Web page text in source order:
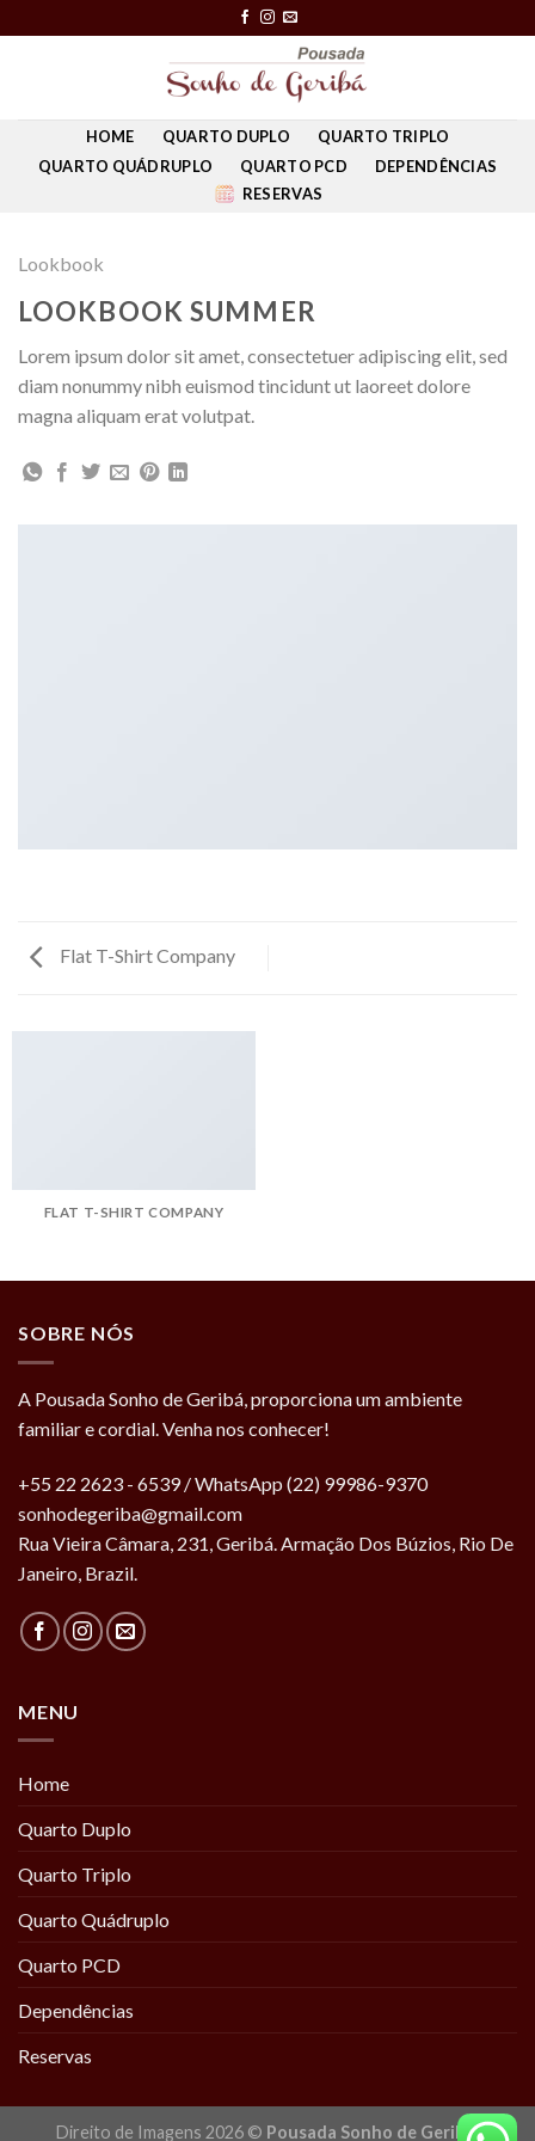
to
HOME QUARTO DUPLO
QUARTO TRIPLO
QUARTO QUÁDRUPLO
QUARTO PCD
DEPENDÊNCIAS
RESERVAS
Lookbook
LOOKBOOK SUMMER
Lorem ipsum dolor sit amet, consectetuer adipiscing elit, sed
diam nonummy nibh euismod tincidunt ut laoreet dolore
magna aliquam erat volutpat.
Flat T-Shirt Company
FLAT T-SHIRT COMPANY
SOBRE NÓS
A Pousada Sonho de Geribá, proporciona um ambiente
familiar e cordial. Venha nos conhecer!
+55 22 2623 - 6539 / WhatsApp (22) 99986-9370
sonhodegeriba@gmail.com
Rua Vieira Câmara, 231, Geribá. Armação Dos Búzios, Rio De
Janeiro, Brazil.
MENU
Home
Quarto Duplo
Quarto Triplo
Quarto Quádruplo
Quarto PCD
Dependências
Reservas
Direito de Imagens 2026 © Pousada Sonho de Geribá|